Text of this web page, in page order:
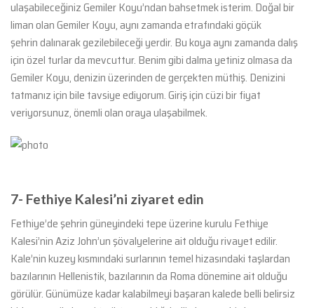
ulaşabileceğiniz Gemiler Koyu’ndan bahsetmek isterim. Doğal bir
liman olan Gemiler Koyu, aynı zamanda etrafındaki göçük
şehrin dalınarak gezilebileceği yerdir. Bu koya aynı zamanda dalış
için özel turlar da mevcuttur. Benim gibi dalma yetiniz olmasa da
Gemiler Koyu, denizin üzerinden de gerçekten müthiş. Denizini
tatmanız için bile tavsiye ediyorum. Giriş için cüzi bir fiyat
veriyorsunuz, önemli olan oraya ulaşabilmek.
7- Fethiye Kalesi’ni ziyaret edin
Fethiye’de şehrin güneyindeki tepe üzerine kurulu Fethiye
Kalesi’nin Aziz John’un şövalyelerine ait olduğu rivayet edilir.
Kale’nin kuzey kısmındaki surlarının temel hizasındaki taşlardan
bazılarının Hellenistik, bazılarının da Roma dönemine ait olduğu
görülür. Günümüze kadar kalabilmeyi başaran kalede belli belirsiz